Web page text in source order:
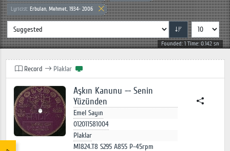
Lyricist: Erbulan, Mehmet, 1934- 2006
Founded: 1 Time: 0.142 sn
Record Plaklar
Aşkın Kanunu -- Senin
Yüzünden
Emel Sayın
012011581004
Plaklar
M1824.T8 S295 A855 P-45rpm